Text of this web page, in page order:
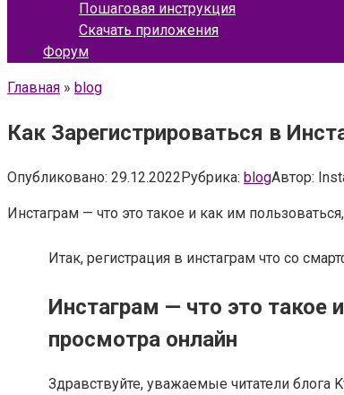
Пошаговая инструкция
Скачать приложения
Форум
Главная » blog
Как Зарегистрироваться в
Опубликовано: 29.12.2022Рубрика: blogАвтор:
Инстаграм — что это такое и как им
Итак, регистрация в инстаграм что со
Инстаграм — что это такое
просмотра онлайн
Здравствуйте, уважаемые читатели блога